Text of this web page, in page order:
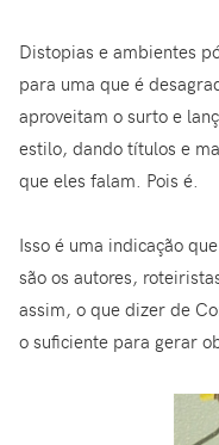
Distopias e ambientes
para uma que é
aproveitam o surto e
estilo, dando títulos e
que eles falam. Pois é.
Isso é uma indicação
são os autores,
assim, o que dizer de
o suficiente para gerar